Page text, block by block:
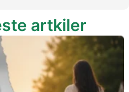
artkiler